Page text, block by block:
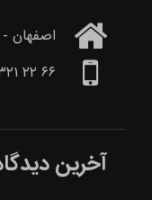
اصفهان
۶۶ ۲۲ ۳۲۱ ۰۹۳۰
آخرین